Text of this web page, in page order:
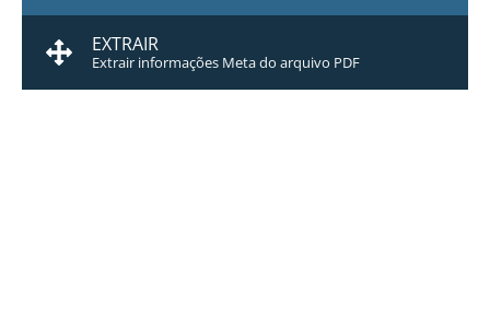
EXTRAIR
Extrair informações Meta do arquivo PDF